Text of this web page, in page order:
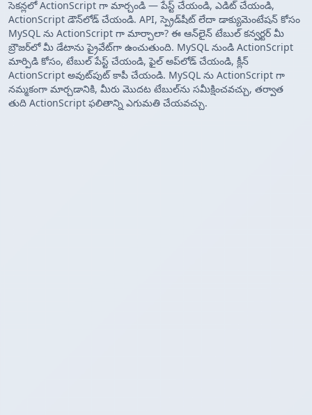
సెకన్లలో ActionScript గా మార్చండి — పేస్ట్ చేయండి, ఎడిట్ చేయండి,
ActionScript డౌన్‌లోడ్ చేయండి. API, స్ప్రెడ్‌షీట్ లేదా డాక్యుమెంటేషన్ కోసం
MySQL ను ActionScript గా మార్చాలా? ఈ ఆన్‌లైన్ టేబుల్ కన్వర్టర్ మీ
బ్రౌజర్‌లో మీ డేటాను ప్రైవేట్‌గా ఉంచుతుంది. MySQL నుండి ActionScript
మార్పిడి కోసం, టేబుల్ పేస్ట్ చేయండి, ఫైల్ అప్‌లోడ్ చేయండి, క్లీన్
ActionScript అవుట్‌పుట్ కాపీ చేయండి. MySQL ను ActionScript గా
నమ్మకంగా మార్చడానికి, మీరు మొదట టేబుల్‌ను సమీక్షించవచ్చు, తర్వాత
తుది ActionScript ఫలితాన్ని ఎగుమతి చేయవచ్చు.